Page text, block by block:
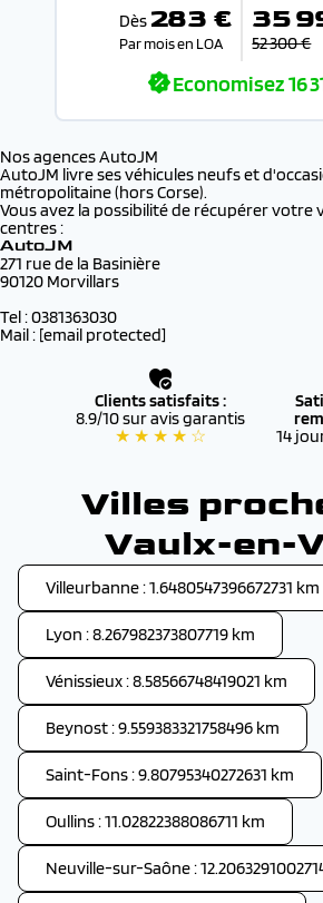
Dès 283 €
Par mois en LOA
35
52 300 €
Economisez16
Nos agences AutoJM
AutoJM livre ses véhicules neufs et
métropolitaine (hors Corse).
Vous avez la possibilité de récupérer votre
centres :
AutoJM
271 rue de la Basinière
90120 Morvillars
Tel : 0381363030
Mail : [email protected]
Clients satisfaits :
8.9/10 sur avis garantis
★ ★ ★ ★ ☆
14
Villes
Vaulx-en-
Villeurbanne : 1.6480547396672731 km
Lyon : 8.267982373807719 km
Vénissieux : 8.58566748419021 km
Beynost : 9.559383321758496 km
Saint-Fons : 9.80795340272631 km
Oullins : 11.02822388086711 km
Neuville-sur-Saône :